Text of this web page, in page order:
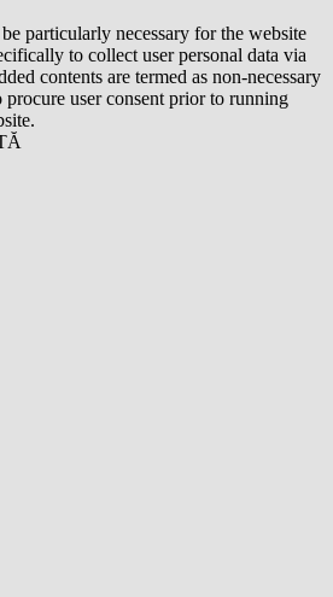
particularly necessary for the website
to collect user personal data via
contents are termed as non-necessary
user consent prior to running